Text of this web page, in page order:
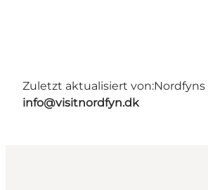
Zuletzt aktualisiert von:
info@visitnordfyn.dk